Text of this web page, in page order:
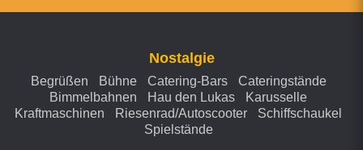
Nostalgie
Begrüßen Bühne Catering-Bars
Cateringstände
Bimmelbahnen
Hau den Lukas
Karusselle
Kraftmaschinen
Riesenrad/Autoscooter
Schiffschaukel
Spielstände